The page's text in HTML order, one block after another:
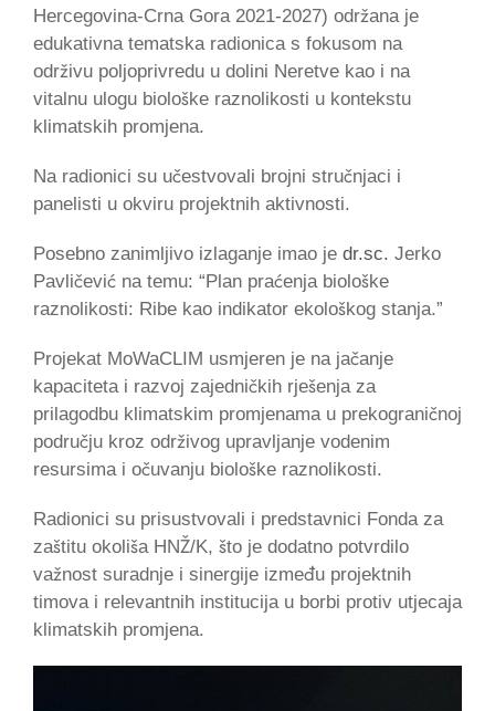
Hercegovina-Crna Gora 2021-2027) održana je
edukativna tematska radionica s fokusom na
održivu poljoprivredu u dolini Neretve kao i na
vitalnu ulogu biološke raznolikosti u kontekstu
klimatskih promjena.
Na radionici su učestvovali brojni stručnjaci i
panelisti u okviru projektnih aktivnosti.
Posebno zanimljivo izlaganje imao je dr.sc. Jerko
Pavličević na temu: “Plan praćenja biološke
raznolikosti: Ribe kao indikator ekološkog stanja.”
​Projekat MoWaCLIM usmjeren je na jačanje
kapaciteta i razvoj zajedničkih rješenja za
prilagodbu klimatskim promjenama u prekograničnoj
području kroz održivog upravljanje vodenim
resursima i očuvanju biološke raznolikosti.
​Radionici su prisustvovali i predstavnici Fonda za
zaštitu okoliša HNŽ/K, što je dodatno potvrdilo
važnost suradnje i sinergije između projektnih
timova i relevantnih institucija u borbi protiv utjecaja
klimatskih promjena.